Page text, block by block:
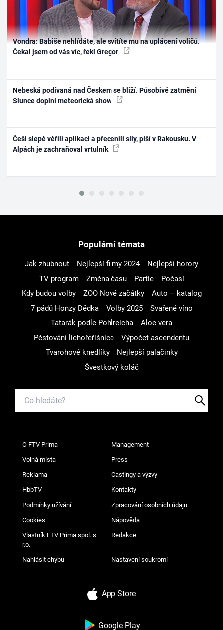
Vondra: Babiše nehlídáte, ale svítíte mu na uplácení voličů.
Čekal jsem od vás víc, řekl Gregor
Nebeská podívaná nad Českem se blíží. Působivé zatmění
Slunce doplní meteorická show
Češi slepě věřili aplikaci a přecenili síly, píší v Rakousku. V
Alpách je zachraňoval vrtulník
Populární témata
Jak zhubnout Nejlepší filmy 2024
Nejlepší horory
TV program
Změna času Partie
Počasí
Kdy budou volby
ZOO Nové začátky
Auto – katalog
7 pádů Honzy Dědka
Volby 2025
Svařené víno
Tatarák podle Pohlreicha
Aloe vera
Pěstování lichořeřišnice
Výpočet ascendentu
Tvarohové knedlíky
Nejlepší palačinky
Švestkový koláč
O FTV Prima Management
Volná místa Press
Reklama Castingy a výzvy
HbbTV Kontakty
Podmínky užívání Zpracování osobních údajů
Cookies Nápověda
Vlastník FTV Prima spol. s
r.o.
Redakce
Nahlásit chybu Nastavení soukromí
App Store
Google Play